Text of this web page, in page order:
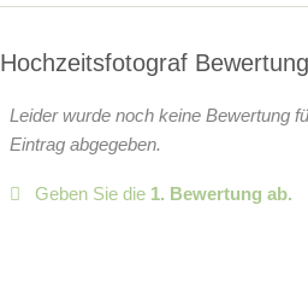
Hochzeitsfotograf
Leider wurde noch keine Bewertung
Eintrag abgegeben.
Geben Sie die 1. Bewertung ab.